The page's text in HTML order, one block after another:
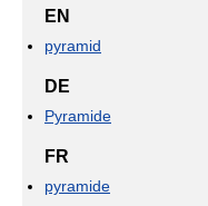
EN
pyramid
DE
Pyramide
FR
pyramide